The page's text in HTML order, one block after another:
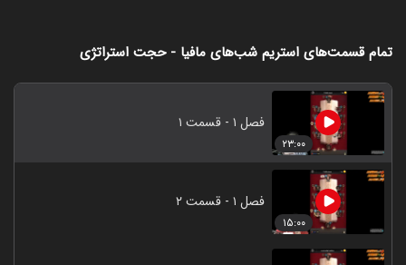
تمام قسمت‌های استریم شب‌های مافیا - حجت استراتژی
۲۳:۰۰
فصل ۱ - قسمت ۱
۱۵:۰۰
فصل ۱ - قسمت ۲